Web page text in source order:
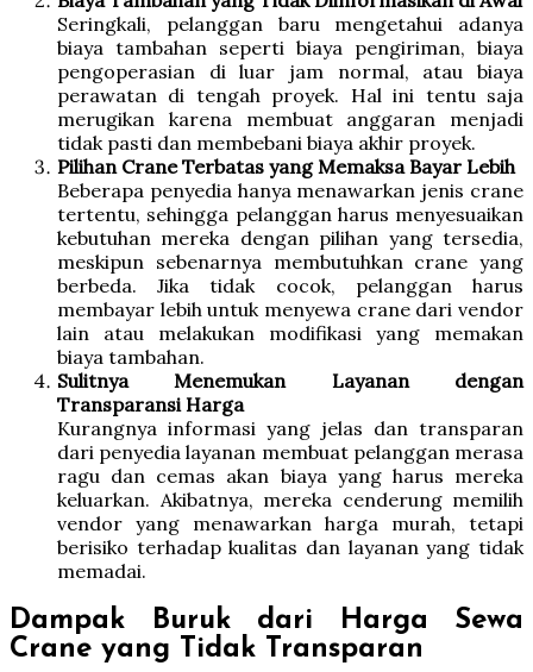
Seringkali, pelanggan baru mengetahui adanya
biaya tambahan seperti biaya pengiriman, biaya
pengoperasian di luar jam normal, atau biaya
perawatan di tengah proyek. Hal ini tentu saja
merugikan karena membuat anggaran menjadi
tidak pasti dan membebani biaya akhir proyek.
Pilihan Crane Terbatas yang Memaksa Bayar Lebih
Beberapa penyedia hanya menawarkan jenis crane
tertentu, sehingga pelanggan harus menyesuaikan
kebutuhan mereka dengan pilihan yang tersedia,
meskipun sebenarnya membutuhkan crane yang
berbeda. Jika tidak cocok, pelanggan harus
membayar lebih untuk menyewa crane dari vendor
lain atau melakukan modifikasi yang memakan
biaya tambahan.
Sulitnya Menemukan Layanan dengan
Transparansi Harga
Kurangnya informasi yang jelas dan transparan
dari penyedia layanan membuat pelanggan merasa
ragu dan cemas akan biaya yang harus mereka
keluarkan. Akibatnya, mereka cenderung memilih
vendor yang menawarkan harga murah, tetapi
berisiko terhadap kualitas dan layanan yang tidak
memadai.
Dampak Buruk dari Harga Sewa
Crane yang Tidak Transparan